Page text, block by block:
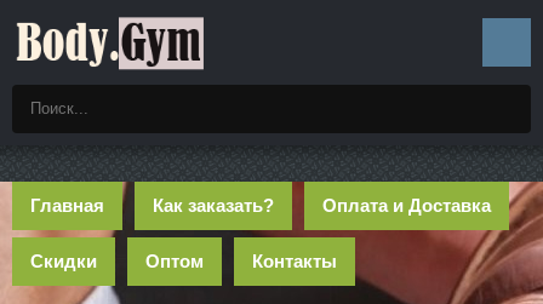
Главная Как заказать? Оплата и Доставка
Скидки Оптом Контакты